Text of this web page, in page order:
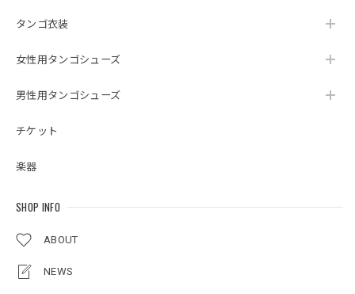
タンゴ衣装
女性用タンゴシューズ
男性用タンゴシューズ
チケット
楽器
SHOP INFO
ABOUT
NEWS